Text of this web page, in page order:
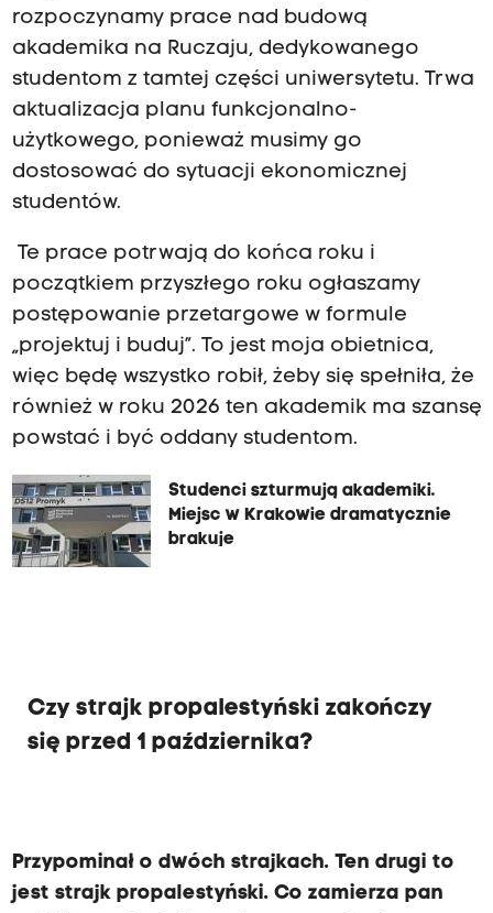
rozpoczynamy prace nad budową
akademika na Ruczaju, dedykowanego
studentom z tamtej części uniwersytetu. Trwa
aktualizacja planu funkcjonalno-
użytkowego, ponieważ musimy go
dostosować do sytuacji ekonomicznej
studentów.
Te prace potrwają do końca roku i
początkiem przyszłego roku ogłaszamy
postępowanie przetargowe w formule
„projektuj i buduj”. To jest moja obietnica,
więc będę wszystko robił, żeby się spełniła, że
również w roku 2026 ten akademik ma szansę
powstać i być oddany studentom.
Studenci szturmują akademiki.
Miejsc w Krakowie dramatycznie
brakuje
Czy strajk propalestyński zakończy
się przed 1 października?
Przypominał o dwóch strajkach. Ten drugi to
jest strajk propalestyński. Co zamierza pan